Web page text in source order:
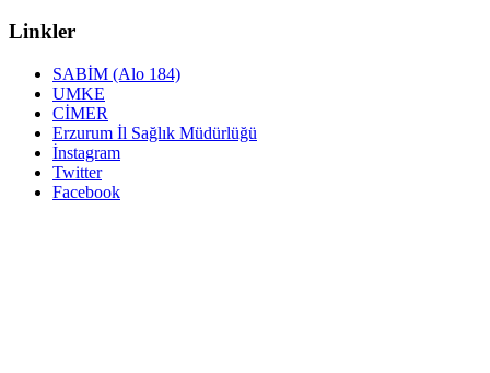
Linkler
SABİM (Alo 184)
UMKE
CİMER
Erzurum İl Sağlık Müdürlüğü
İnstagram
Twitter
Facebook